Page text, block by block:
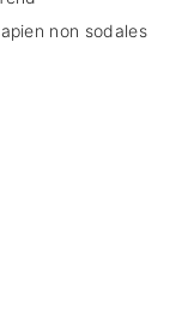
non sodales